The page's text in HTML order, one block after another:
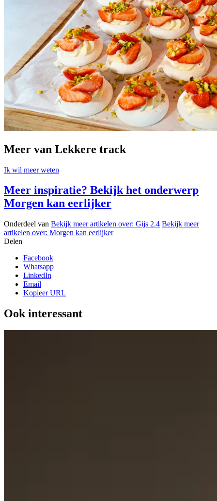
Meer van Lekkere track
Ik wil meer weten
Meer inspiratie? Bekijk het onderwerp
Morgen kan eerlijker
Onderdeel van Bekijk meer artikelen over: Gijs 2.4 Bekijk meer
artikelen over: Morgen kan eerlijker
Delen
Facebook
Whatsapp
LinkedIn
Email
Kopieer URL
Ook interessant